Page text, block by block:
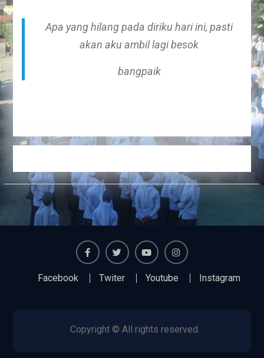
Apa yang hilang pada diriku hari ini, pasti
akan aku ambil lagi besok
bangpaik
FacebookTwiter Instagram
Facebook Twiter Youtube Instagram
Copyright © All rights reserved.